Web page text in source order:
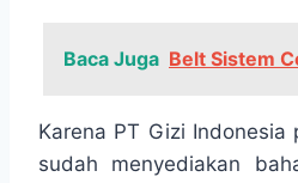
Baca Juga Belt Sistem
Karena PT Gizi Indonesia
sudah menyediakan